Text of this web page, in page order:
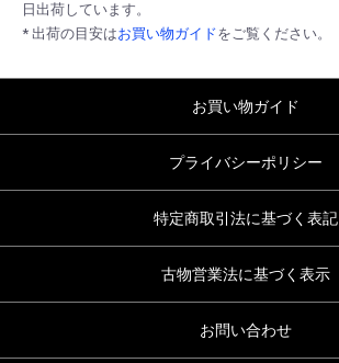
日出荷しています。
* 出荷の目安はお買い物ガイドをご覧ください。
お買い物ガイド
プライバシーポリシー
特定商取引法に基づく表記
古物営業法に基づく表示
お問い合わせ